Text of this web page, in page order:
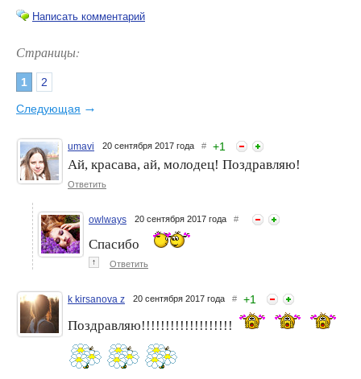
Победитель 3 периода
Аукцион: комментарий" (6
Победитель 4 периода
Аукцион: комментарий" (3
ЭТАП)
ЭТАП)
Написать комментарий
Страницы:
1 2
Следующая →
umavi 20 сентября 2017 года # +1
Ай, красава, ай, молодец! Поздравляю!
Ответить
owlways 20 сентября 2017 года #
Спасибо
↑ Ответить
k kirsanova z 20 сентября 2017 года # +1
Поздравляю!!!!!!!!!!!!!!!!!!!